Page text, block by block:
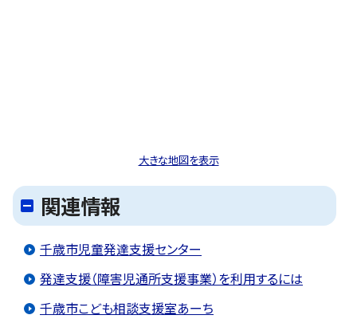
大きな地図を表示
関連情報
千歳市児童発達支援センター
発達支援（障害児通所支援事業）を利用するには
千歳市こども相談支援室あーち